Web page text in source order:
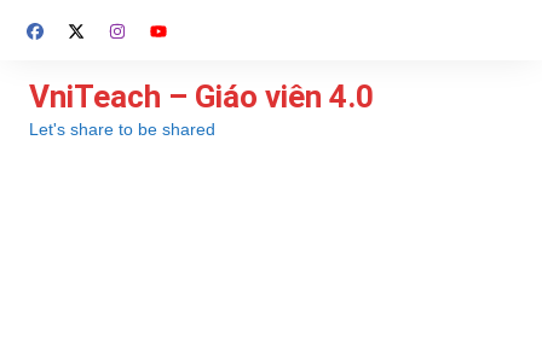
đến
dung
VniTeach – Giáo viên 4.0
Let's share to be shared